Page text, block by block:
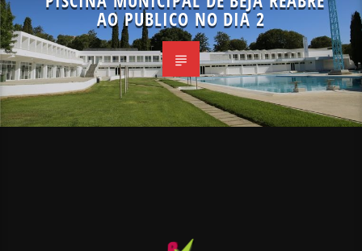
AO PUBLICO NO DIA 2